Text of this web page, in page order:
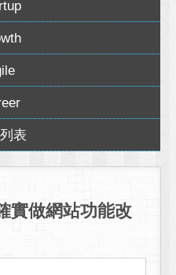
表
實做網站功能改